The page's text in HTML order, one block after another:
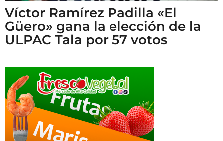
Víctor Ramírez Padilla «El
Güero» gana la elección de la
ULPAC Tala por 57 votos